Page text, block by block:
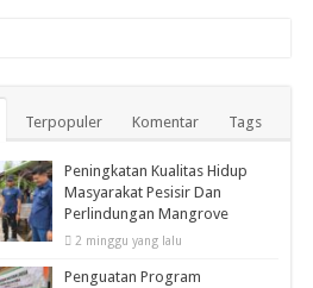
Terpopuler Komentar Tags
Peningkatan Kualitas Hidup
Masyarakat Pesisir Dan
Perlindungan Mangrove
2 minggu yang lalu
Penguatan Program